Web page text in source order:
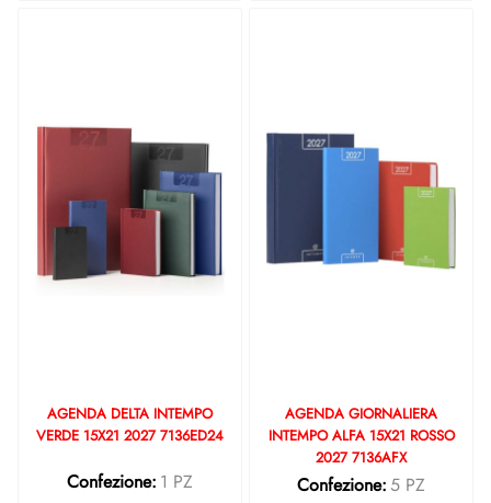
AGENDA DELTA INTEMPO
VERDE 15X21 2027 7136ED24
Confezione: 1 PZ
AGENDA GIORNALIERA
INTEMPO ALFA 15X21 ROSSO
2027 7136AFX
Confezione: 5 PZ